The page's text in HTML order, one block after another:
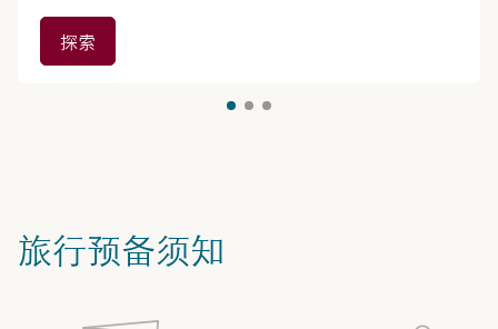
探索
旅行预备须知